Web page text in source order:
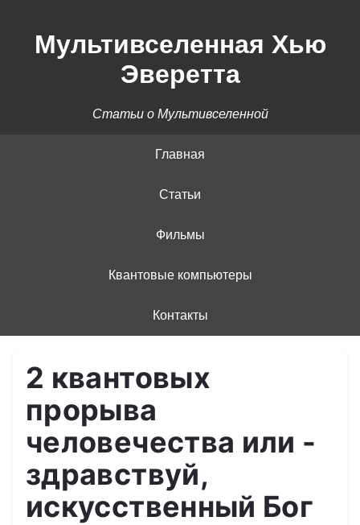
Мультивселенная Хью
Эверетта
Статьи о Мультивселенной
Главная
Статьи
Фильмы
Квантовые компьютеры
Контакты
2 квантовых
прорыва
человечества или -
здравствуй,
искусственный Бог